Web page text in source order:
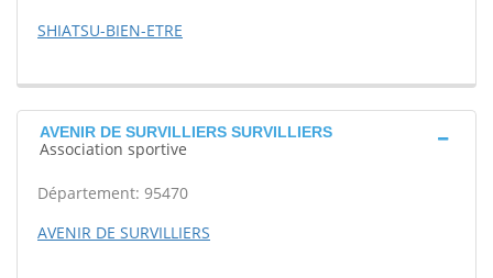
SHIATSU-BIEN-ETRE
AVENIR DE SURVILLIERS SURVILLIERS
Association sportive
Département: 95470
AVENIR DE SURVILLIERS